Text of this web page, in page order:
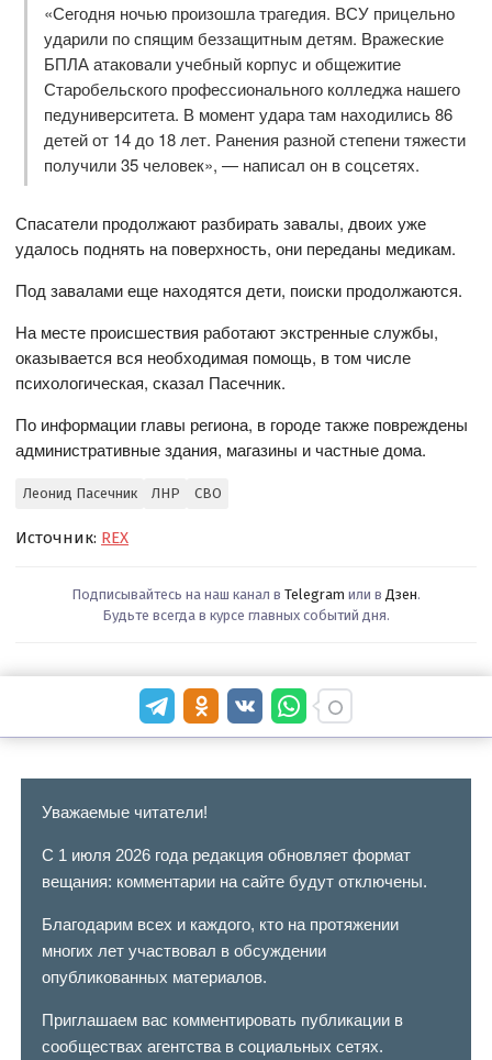
«Сегодня ночью произошла трагедия. ВСУ прицельно
ударили по спящим беззащитным детям. Вражеские
БПЛА атаковали учебный корпус и общежитие
Старобельского профессионального колледжа нашего
педуниверситета. В момент удара там находились 86
детей от 14 до 18 лет. Ранения разной степени тяжести
получили 35 человек», — написал он в соцсетях.
Спасатели продолжают разбирать завалы, двоих уже
удалось поднять на поверхность, они переданы медикам.
Под завалами еще находятся дети, поиски продолжаются.
На месте происшествия работают экстренные службы,
оказывается вся необходимая помощь, в том числе
психологическая, сказал Пасечник.
По информации главы региона, в городе также повреждены
административные здания, магазины и частные дома.
Леонид Пасечник ЛНР СВО
Источник: REX
Подписывайтесь на наш канал в Telegram или в Дзен.
Будьте всегда в курсе главных событий дня.
Уважаемые читатели!
С 1 июля 2026 года редакция обновляет формат
вещания: комментарии на сайте будут отключены.
Благодарим всех и каждого, кто на протяжении
многих лет участвовал в обсуждении
опубликованных материалов.
Приглашаем вас комментировать публикации в
сообществах агентства в социальных сетях.